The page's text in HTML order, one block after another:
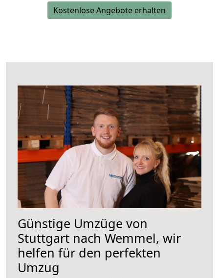
Kostenlose Angebote erhalten
Günstige Umzüge von
Stuttgart nach Wemmel, wir
helfen für den perfekten
Umzug